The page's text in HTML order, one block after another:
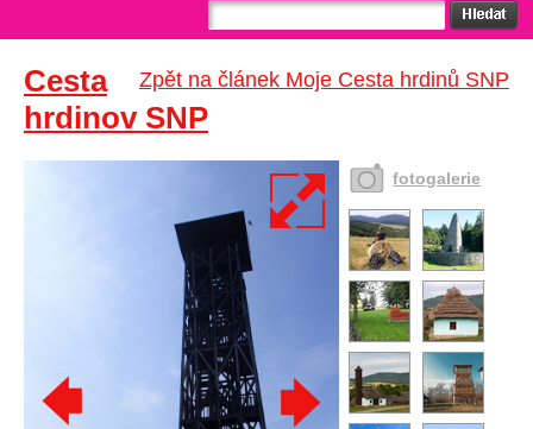
Zpět na článek Moje Cesta hrdinů SNP
Cesta
hrdinov SNP
fotogalerie